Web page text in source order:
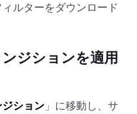
ルターをダウンロード
ジションを適用
ジション 」に移動し、サ